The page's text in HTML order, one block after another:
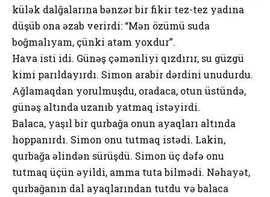
külək dalğalarına bənzər bir fikir tez-tez yadına
düşüb ona əzab verirdi: “Mən özümü suda
boğmalıyam, çünki atam yoxdur”.
Hava isti idi. Günəş çəmənliyi qızdırır, su güzgü
kimi parıldayırdı. Simon arabir dərdini unudurdu.
Ağlamaqdan yorulmuşdu, oradaca, otun üstündə,
günəş altında uzanıb yatmaq istəyirdi.
Balaca, yaşıl bir qurbağa onun ayaqları altında
hoppanırdı. Simon onu tutmaq istədi. Lakin,
qurbağa əlindən sürüşdü. Simon üç dəfə onu
tutmaq üçün əyildi, amma tuta bilmədi. Nəhayət,
qurbağanın dal ayaqlarından tutdu və balaca